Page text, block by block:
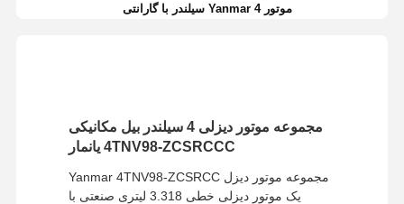
موتور Yanmar 4 سیلندر با گارانتی
مجموعه موتور دیزلی 4 سیلندر بیل مکانیکی
4TNV98-ZCSRCCC یانمار
مجموعه موتور دیزل Yanmar 4TNV98-ZCSRCC
یک موتور دیزلی خطی 3.318 لیتری صنعتی با